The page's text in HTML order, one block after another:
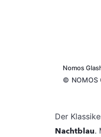
Nomos
© NOMOS
Der
Nachtblau.